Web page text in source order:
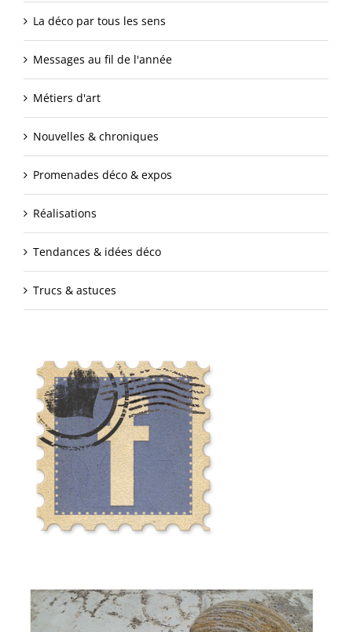
La déco par tous les sens
Messages au fil de l'année
Métiers d'art
Nouvelles & chroniques
Promenades déco & expos
Réalisations
Tendances & idées déco
Trucs & astuces